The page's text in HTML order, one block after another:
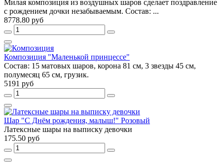
Милая композиция из воздушных шаров сделает поздравление
с рождением дочки незабываемым. Состав: ...
8778.80 руб
Композиция "Маленькой принцессе"
Состав: 15 матовых шаров, корона 81 см, 3 звезды 45 см,
полумесяц 65 см, грузик.
5191 руб
Шар "С Днём рождения, малыш!" Розовый
Латексные шары на выписку девочки
175.50 руб